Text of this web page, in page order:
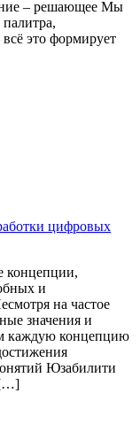
– решающее Мы
это формирует
цифровых
концепции,
и
на частое
значения и
каждую концепцию
Юзабилити
[…]